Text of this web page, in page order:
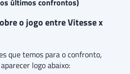
últimos confrontos)
o jogo entre Vitesse x
que temos para o confronto,
logo abaixo: